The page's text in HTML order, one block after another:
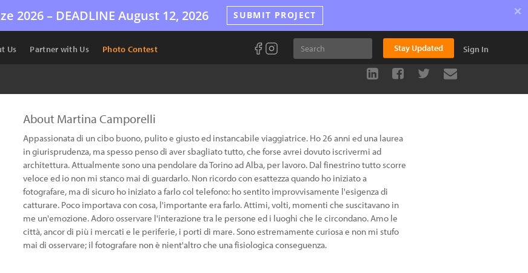
2026 – DEADLINE August 12, 2026 SUBMIT PROJECT ×
Us Partner with Us Photo Contest Stay Updated Sign In
About Martina Camporelli
Appassionata di un cibo buono, pulito e giusto ed instancabile viaggiatrice. Ho 26 anni ed una laurea
in giurisprudenza, ma spesso penso di aver sbagliato tutto, che forse avrei dovuto iscrivermi ad
architettura. Attualmente sono una pendolare da Torino ad Alba, per lavoro. Dal finestrino tutto scorre
veloce ed io non mi stanco mai di guardarlo. Non ricordo con esattezza quando ho iniziato a
fotografare, ma di sicuro ho iniziato a farlo col telefono: ho sentito improvvisamente l'esigenza di
catturare. Poco importava con cosa, l'importante era farlo. Attimi, volti, momenti che suscitavano in
me un'emozione. Adoro osservare l'interazione tra le persone ed i luoghi che le circondano. Amo le
città, ancor di più i mercati e le periferie, i porti di mare. Sono estremamente curiosa e non mi stufo
mai di osservare; il fotografare non è nient'altro che una fisiologica conseguenza.